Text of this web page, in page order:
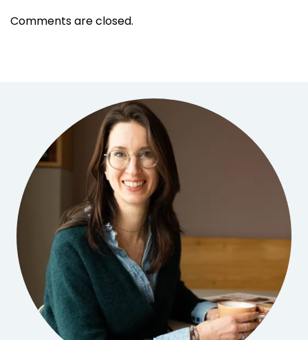
Comments are closed.